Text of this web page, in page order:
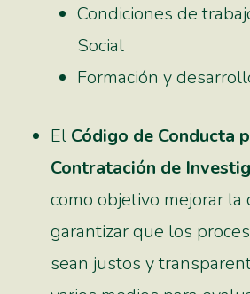
Condiciones de
Social
Formación y
El Código de Conducta
Contratación de
como objetivo mejorar la
garantizar que los
sean justos y